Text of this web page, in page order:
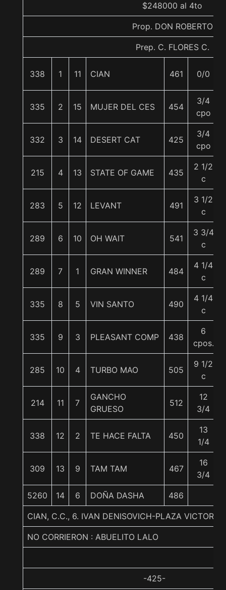
$248000 al 4to
Prop. DON ROBERTO
Prep. C. FLORES C.
338 1 11 CIAN 461 0/0
335 2 15 MUJER DEL CES 454
3/4
cpo
332 3 14 DESERT CAT 425
3/4
cpo
215 4 13 STATE OF GAME 435
2 1/2
c
283 5 12 LEVANT 491
3 1/2
c
289 6 10 OH WAIT 541
3 3/4
c
289 7 1 GRAN WINNER 484
4 1/4
c
335 8 5 VIN SANTO 490
4 1/4
c
335 9 3 PLEASANT COMP 438
6
cpos.
285 10 4 TURBO MAO 505
9 1/2
c
214 11 7
GANCHO
GRUESO
512
12
3/4
338 12 2 TE HACE FALTA 450
13
1/4
309 13 9 TAM TAM 467
16
3/4
5260 14 6 DOÑA DASHA 486
CIAN, C.C., 6. IVAN DENISOVICH-PLAZA
NO CORRIERON : ABUELITO LALO
-425-